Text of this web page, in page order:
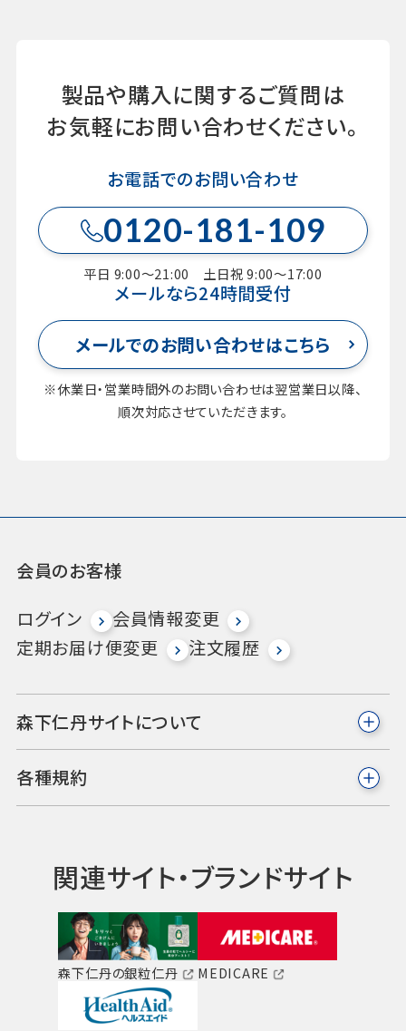
製品や購入に関するご質問は
お気軽にお問い合わせください。
お電話でのお問い合わせ
0120-181-109
平日 9:00～21:00 土日祝 9:00～17:00
メールなら24時間受付
メールでのお問い合わせはこちら
※休業日・営業時間外のお問い合わせは翌営業日以降、
順次対応させていただきます。
会員のお客様
ログイン
会員情報変更
定期お届け便変更
注文履歴
森下仁丹サイトについて
各種規約
関連サイト・ブランドサイト
森下仁丹の銀粒仁丹 MEDICARE